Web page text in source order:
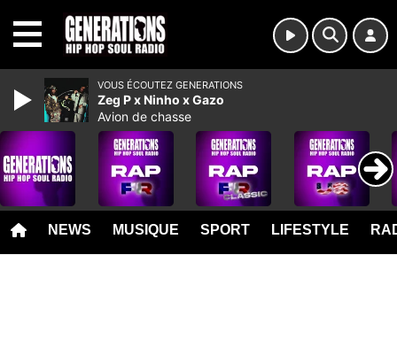
NEWS MUSIQUE SPORT LIFESTYLE
VOUS ÉCOUTEZ GENERATIONS
Zeg P x Ninho x Gazo
Avion de chasse